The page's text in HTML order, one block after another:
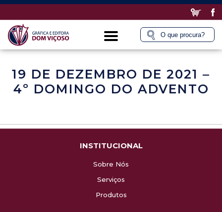
19 DE DEZEMBRO DE 2021 –
4º DOMINGO DO ADVENTO
INSTITUCIONAL
Sobre Nós
Serviços
Produtos